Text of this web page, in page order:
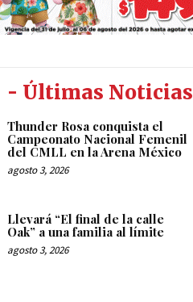
- Últimas Noticias
Thunder Rosa conquista el
Campeonato Nacional Femenil
del CMLL en la Arena México
agosto 3, 2026
Llevará “El final de la calle
Oak” a una familia al límite
agosto 3, 2026